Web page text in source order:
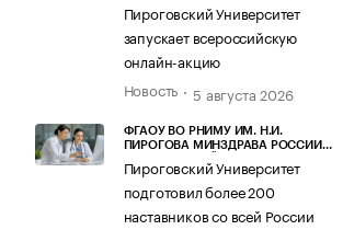
Пироговский Университет
запускает всероссийскую
онлайн-акцию
Новость
5 августа 2026
ФГАОУ ВО РНИМУ ИМ. Н.И.
ПИРОГОВА МИНЗДРАВА РОССИИ
Пироговский Университет
подготовил более 200
наставников со всей России